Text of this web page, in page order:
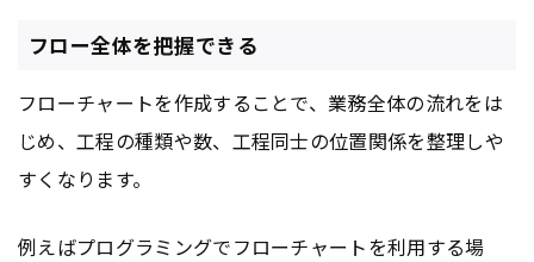
フロー全体を把握できる
フローチャートを作成することで、業務全体の流れをは
じめ、工程の種類や数、工程同士の位置関係を整理しや
すくなります。
例えばプログラミングでフローチャートを利用する場